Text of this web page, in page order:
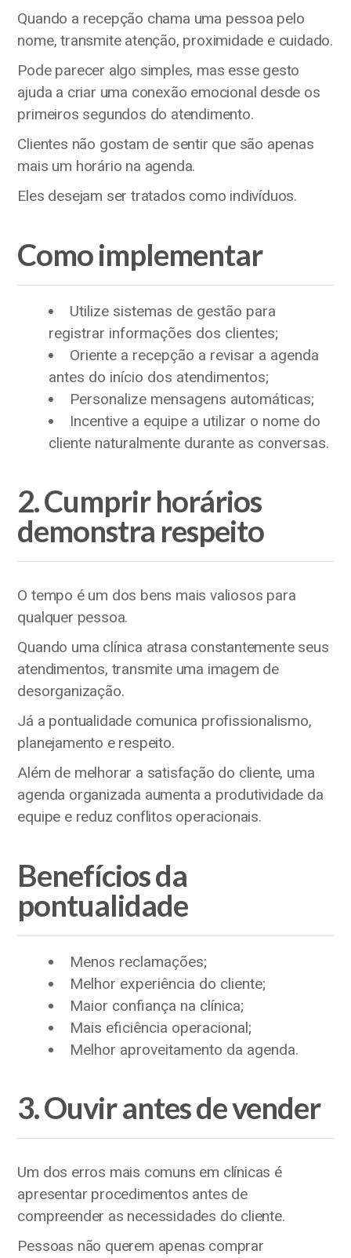
Quando a recepção chama uma pessoa pelo
nome, transmite atenção, proximidade e cuidado.
Pode parecer algo simples, mas esse gesto
ajuda a criar uma conexão emocional desde os
primeiros segundos do atendimento.
Clientes não gostam de sentir que são apenas
mais um horário na agenda.
Eles desejam ser tratados como indivíduos.
Como implementar
Utilize sistemas de gestão para
registrar informações dos clientes;
Oriente a recepção a revisar a agenda
antes do início dos atendimentos;
Personalize mensagens automáticas;
Incentive a equipe a utilizar o nome do
cliente naturalmente durante as conversas.
2. Cumprir horários
demonstra respeito
O tempo é um dos bens mais valiosos para
qualquer pessoa.
Quando uma clínica atrasa constantemente seus
atendimentos, transmite uma imagem de
desorganização.
Já a pontualidade comunica profissionalismo,
planejamento e respeito.
Além de melhorar a satisfação do cliente, uma
agenda organizada aumenta a produtividade da
equipe e reduz conflitos operacionais.
Benefícios da
pontualidade
Menos reclamações;
Melhor experiência do cliente;
Maior confiança na clínica;
Mais eficiência operacional;
Melhor aproveitamento da agenda.
3. Ouvir antes de vender
Um dos erros mais comuns em clínicas é
apresentar procedimentos antes de
compreender as necessidades do cliente.
Pessoas não querem apenas comprar